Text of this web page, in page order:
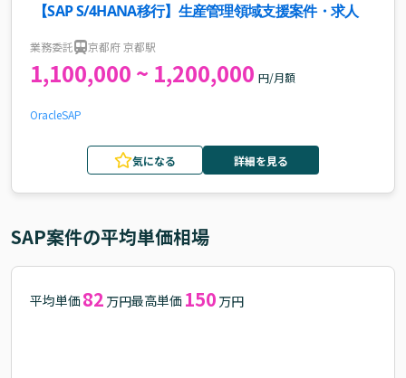
【SAP S/4HANA移行】生産管理領域支援案件・求人
業務委託 京都府 京都駅
1,100,000 ~ 1,200,000 円/月額
OracleSAP
気になる 詳細を見る
SAP案件の平均単価相場
平均単価 82 万円最高単価 150 万円